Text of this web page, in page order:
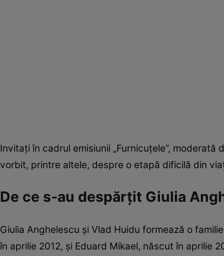
Invitați în cadrul emisiunii „Furnicuțele”, moderată
vorbit, printre altele, despre o etapă dificilă din
De ce s-au despărțit Giulia
Giulia Anghelescu și Vlad Huidu formează o
în aprilie 2012, și Eduard Mikael, născut în aprilie